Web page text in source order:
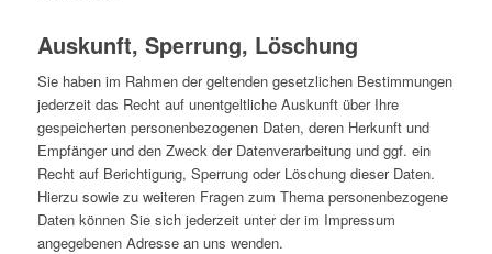
Auskunft, Sperrung, Löschung
Sie haben im Rahmen der geltenden gesetzlichen Bestimmungen
jederzeit das Recht auf unentgeltliche Auskunft über Ihre
gespeicherten personenbezogenen Daten, deren Herkunft und
Empfänger und den Zweck der Datenverarbeitung und ggf. ein
Recht auf Berichtigung, Sperrung oder Löschung dieser Daten.
Hierzu sowie zu weiteren Fragen zum Thema personenbezogene
Daten können Sie sich jederzeit unter der im Impressum
angegebenen Adresse an uns wenden.